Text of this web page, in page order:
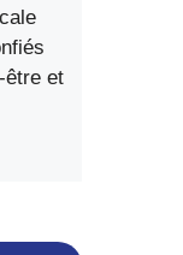
être et